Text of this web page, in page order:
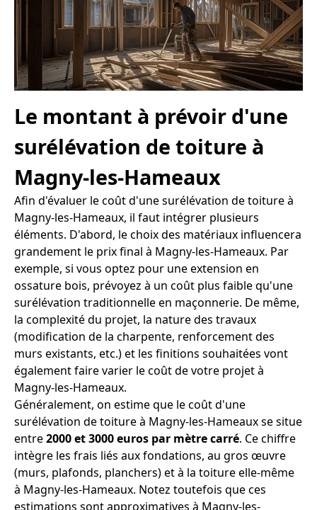
Le montant à prévoir d'une
surélévation de toiture à
Magny-les-Hameaux
Afin d'évaluer le coût d'une surélévation de toiture à
Magny-les-Hameaux, il faut intégrer plusieurs
éléments. D'abord, le choix des matériaux influencera
grandement le prix final à Magny-les-Hameaux. Par
exemple, si vous optez pour une extension en
ossature bois, prévoyez à un coût plus faible qu'une
surélévation traditionnelle en maçonnerie. De même,
la complexité du projet, la nature des travaux
(modification de la charpente, renforcement des
murs existants, etc.) et les finitions souhaitées vont
également faire varier le coût de votre projet à
Magny-les-Hameaux.
Généralement, on estime que le coût d'une
surélévation de toiture à Magny-les-Hameaux se situe
entre2000 et 3000 euros par mètre carré. Ce chiffre
intègre les frais liés aux fondations, au gros œuvre
(murs, plafonds, planchers) et à la toiture elle-même
à Magny-les-Hameaux. Notez toutefois que ces
estimations sont approximatives à Magny-les-